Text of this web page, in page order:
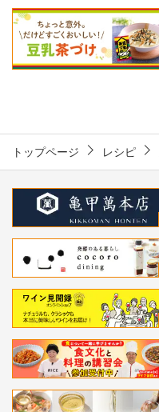
トップページ レシピ